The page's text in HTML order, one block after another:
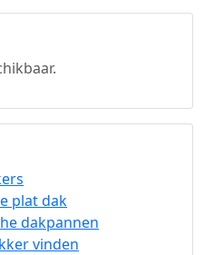
plat dak
dakpannen
vinden